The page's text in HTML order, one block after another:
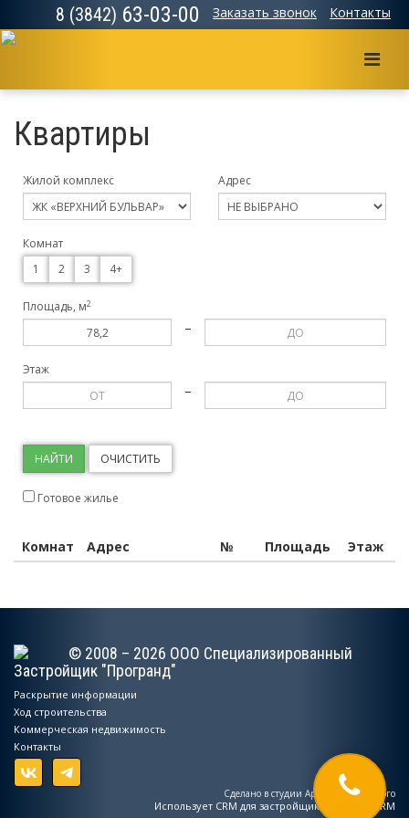
8 (3842) 63-03-00 Заказать звонок Контакты
Квартиры
Жилой комплекс Адрес
Комнат
1
2 3 4+
Площадь, м2
–
Этаж
–
НАЙТИ ОЧИСТИТЬ
Готовое жилье
Комнат Адрес № Площадь Этаж
© 2008 – 2026 ООО Специализированный
Застройщик "Програнд"
Раскрытие информации
Ход строительства
Коммерческая недвижимость
Контакты
Сделано в студии Артема Бреславского
Использует CRM для застройщиков – MacroCRM